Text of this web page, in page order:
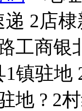
2店
工商银
镇驻地
地 ? 2